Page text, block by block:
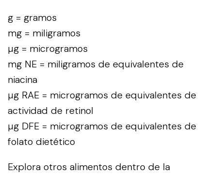
g = gramos
mg = miligramos
µg = microgramos
mg NE = miligramos de equivalentes de
niacina
µg RAE = microgramos de equivalentes de
actividad de retinol
µg DFE = microgramos de equivalentes de
folato dietético
Explora otros alimentos dentro de la